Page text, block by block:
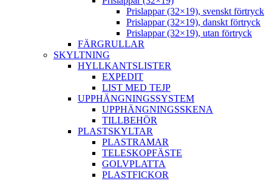
Prislappar (32×19), svenskt förtryck
Prislappar (32×19), danskt förtryck
Prislappar (32×19), utan förtryck
FÄRGRULLAR
SKYLTNING
HYLLKANTSLISTER
EXPEDIT
LIST MED TEJP
UPPHÄNGNINGSSYSTEM
UPPHÄNGNINGSSKENA
TILLBEHÖR
PLASTSKYLTAR
PLASTRAMAR
TELESKOPFÄSTE
GOLVPLATTA
PLASTFICKOR